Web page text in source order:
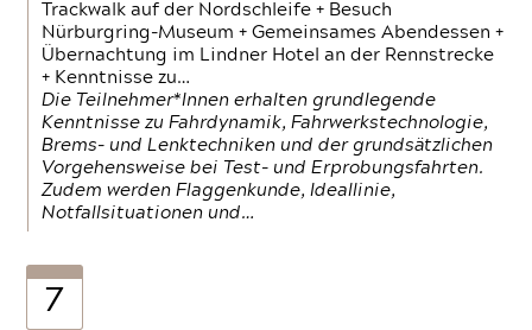
Trackwalk auf der Nordschleife + Besuch
Nürburgring-Museum + Gemeinsames Abendessen +
Übernachtung im Lindner Hotel an der Rennstrecke
+ Kenntnisse zu…
Die Teilnehmer*Innen erhalten grundlegende
Kenntnisse zu Fahrdynamik, Fahrwerkstechnologie,
Brems- und Lenktechniken und der grundsätzlichen
Vorgehensweise bei Test- und Erprobungsfahrten.
Zudem werden Flaggenkunde, Ideallinie,
Notfallsituationen und…
7